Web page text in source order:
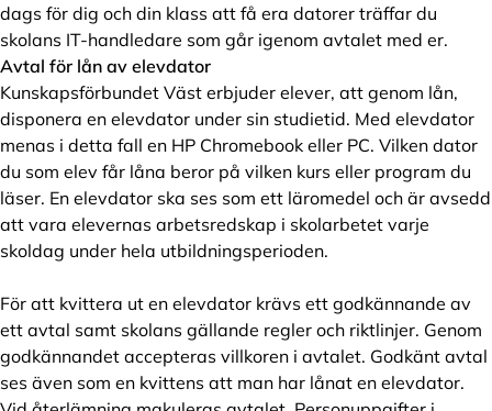
dags för dig och din klass att få era datorer träffar du
skolans IT-handledare som går igenom avtalet med er.
Avtal för lån av elevdator
Kunskapsförbundet Väst erbjuder elever, att genom lån,
disponera en elevdator under sin studietid. Med elevdator
menas i detta fall en HP Chromebook eller PC. Vilken dator
du som elev får låna beror på vilken kurs eller program du
läser. En elevdator ska ses som ett läromedel och är avsedd
att vara elevernas arbetsredskap i skolarbetet varje
skoldag under hela utbildningsperioden.
För att kvittera ut en elevdator krävs ett godkännande av
ett avtal samt skolans gällande regler och riktlinjer. Genom
godkännandet accepteras villkoren i avtalet. Godkänt avtal
ses även som en kvittens att man har lånat en elevdator.